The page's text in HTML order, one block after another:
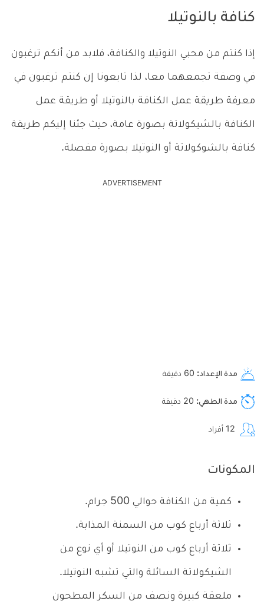
كنافة بالنوتيلا
إذا كنتم من محبي النوتيلا والكنافة، فلابد من أنكم ترغبون
في وصفة تجمعهما معا، لذا تابعونا إن كنتم ترغبون في
معرفة طريقة عمل الكنافة بالنوتيلا أو طريقة عمل
الكنافة بالشيكولاتة بصورة عامة، حيث جئنا إليكم طريقة
كنافة بالشوكولاتة أو النوتيلا بصورة مفصلة.
ADVERTISEMENT
مدة الإعداد دقيقة
مدة الطهي دقيقة
أفراد
المكونات
كمية من الكنافة حوالي 500 جرام.
ثلاثة أرباع كوب من السمنة المذابة.
ثلاثة أرباع كوب من النوتيلا أو أي نوع من
الشيكولاتة السائلة والتي تشبه النوتيلا.
ملعقة كبيرة ونصف من السكر المطحون